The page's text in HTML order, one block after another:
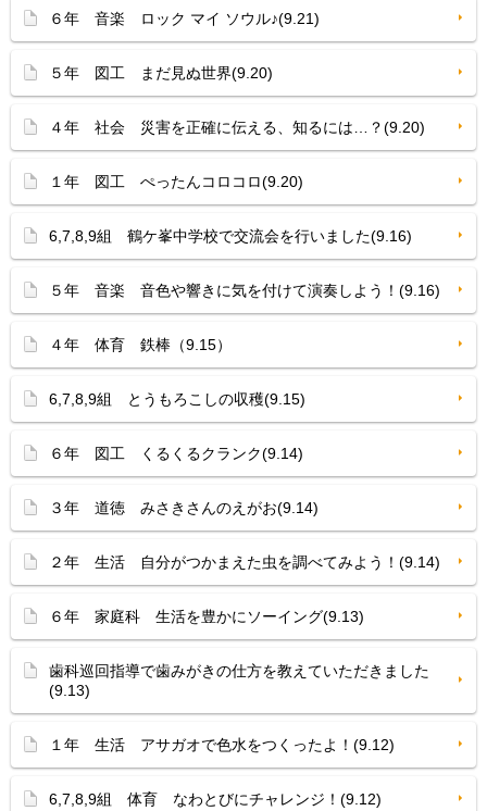
６年 音楽 ロック マイ ソウル♪(9.21)
５年 図工 まだ見ぬ世界(9.20)
４年 社会 災害を正確に伝える、知るには…？(9.20)
１年 図工 ぺったんコロコロ(9.20)
6,7,8,9組 鶴ケ峯中学校で交流会を行いました(9.16)
５年 音楽 音色や響きに気を付けて演奏しよう！(9.16)
４年 体育 鉄棒（9.15）
6,7,8,9組 とうもろこしの収穫(9.15)
６年 図工 くるくるクランク(9.14)
３年 道徳 みさきさんのえがお(9.14)
２年 生活 自分がつかまえた虫を調べてみよう！(9.14)
６年 家庭科 生活を豊かにソーイング(9.13)
歯科巡回指導で歯みがきの仕方を教えていただきました
(9.13)
１年 生活 アサガオで色水をつくったよ！(9.12)
6,7,8,9組 体育 なわとびにチャレンジ！(9.12)